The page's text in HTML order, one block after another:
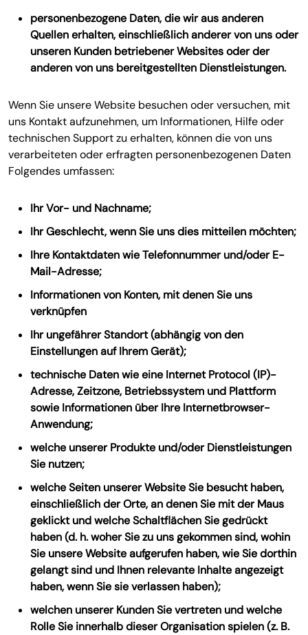
personenbezogene Daten, die wir aus anderen
Quellen erhalten, einschließlich anderer von uns oder
unseren Kunden betriebener Websites oder der
anderen von uns bereitgestellten Dienstleistungen.
Wenn Sie unsere Website besuchen oder versuchen, mit
uns Kontakt aufzunehmen, um Informationen, Hilfe oder
technischen Support zu erhalten, können die von uns
verarbeiteten oder erfragten personenbezogenen Daten
Folgendes umfassen:
Ihr Vor- und Nachname;
Ihr Geschlecht, wenn Sie uns dies mitteilen möchten;
Ihre Kontaktdaten wie Telefonnummer und/oder E-
Mail-Adresse;
Informationen von Konten, mit denen Sie uns
verknüpfen
Ihr ungefährer Standort (abhängig von den
Einstellungen auf Ihrem Gerät);
technische Daten wie eine Internet Protocol (IP)-
Adresse, Zeitzone, Betriebssystem und Plattform
sowie Informationen über Ihre Internetbrowser-
Anwendung;
welche unserer Produkte und/oder Dienstleistungen
Sie nutzen;
welche Seiten unserer Website Sie besucht haben,
einschließlich der Orte, an denen Sie mit der Maus
geklickt und welche Schaltflächen Sie gedrückt
haben (d. h. woher Sie zu uns gekommen sind, wohin
Sie unsere Website aufgerufen haben, wie Sie dorthin
gelangt sind und Ihnen relevante Inhalte angezeigt
haben, wenn Sie sie verlassen haben);
welchen unserer Kunden Sie vertreten und welche
Rolle Sie innerhalb dieser Organisation spielen (z. B.